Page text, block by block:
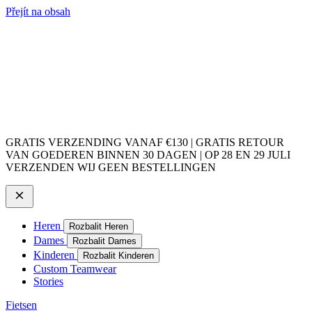
Přejít na obsah
GRATIS VERZENDING VANAF €130 | GRATIS RETOUR
VAN GOEDEREN BINNEN 30 DAGEN | OP 28 EN 29 JULI
VERZENDEN WIJ GEEN BESTELLINGEN
Heren Rozbalit Heren
Dames Rozbalit Dames
Kinderen Rozbalit Kinderen
Custom Teamwear
Stories
Fietsen